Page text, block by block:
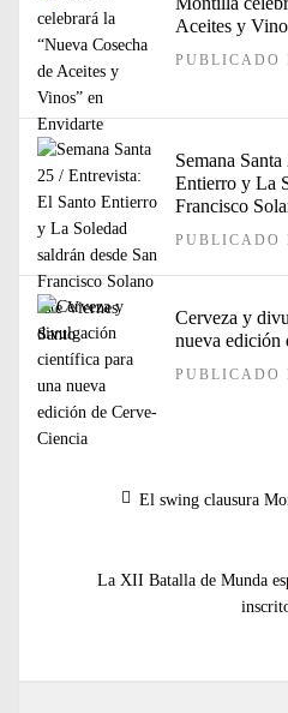
Aceites y
PUBLICADO
Semana
Entierro y La
Francisco
PUBLICADO
Cerveza y
nueva edición
PUBLICADO
Navegación
Entrada
El swing clausura
Entrada
La XII Batalla de Munda